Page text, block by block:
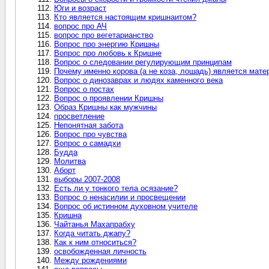
Юги и возраст
Кто является настоящим кришнаитом?
вопрос про АЧ
вопрос про вегетарианство
Вопрос про энергию Кришны
Вопрос про любовь к Кришне
Вопрос о следовании регулирующим принципам
Почему именно корова (а не коза, лошадь) является
Вопрос о динозаврах и людях каменного века
Вопрос о постах
Вопрос о проявлении Кришны
Образ Кришны как мужчины
просветление
Непонятная забота
Вопрос про чувства
Вопрос о самадхи
Будда
Молитва
Аборт
выборы 2007-2008
Есть ли у тонкого тела осязание?
Вопрос о ненасилии и просвещении
Вопрос об истинном духовном учителе
Кришна
Чайтанья Махапрабху
Когда читать джапу?
Как к ним относиться?
освобожденная личность
Между рождениями